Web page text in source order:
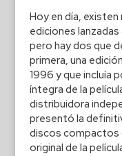
Hoy en día,
ediciones
pero hay dos que
primera, una
1996 y que incluía
íntegra de la
distribuidora
presentó la
discos compactos
original de la